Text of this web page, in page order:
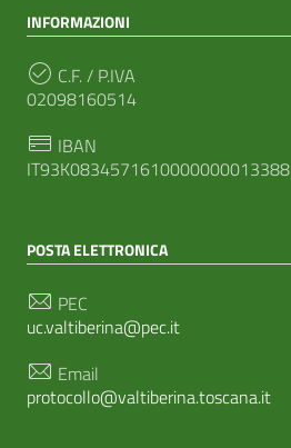
INFORMAZIONI
C.F. / P.IVA
02098160514
IBAN
IT93K0834571610000000013388
POSTA ELETTRONICA
PEC
uc.valtiberina@pec.it
Email
protocollo@valtiberina.toscana.it